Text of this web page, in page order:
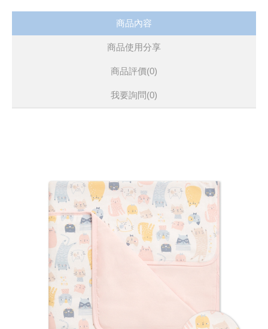
商品內容
商品使用分享
商品評價(0)
我要詢問(0)